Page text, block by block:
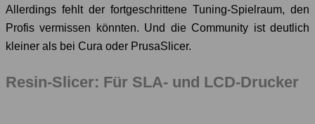
Allerdings fehlt der fortgeschrittene Tuning-Spielraum, den
Profis vermissen könnten. Und die Community ist deutlich
kleiner als bei Cura oder PrusaSlicer.
Resin-Slicer: Für SLA- und LCD-Drucker